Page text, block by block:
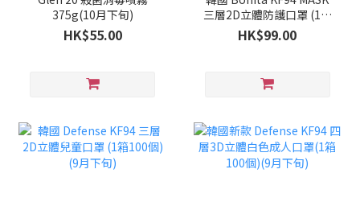
375g(10月下旬)
HK$55.00
三層2D立體防護口罩 (1套
100個)(9月下旬)
HK$99.00